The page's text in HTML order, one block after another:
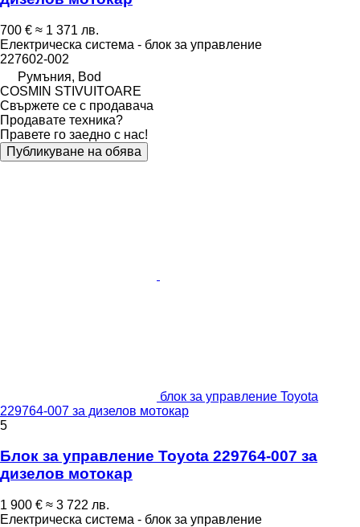
700 € ≈ 1 371 лв.
Електрическа система - блок за управление
227602-002
Румъния, Bod
COSMIN STIVUITOARE
Свържете се с продавача
Продавате техника?
Правете го заедно с нас!
Публикуване на обява
блок за управление Toyota
229764-007 за дизелов мотокар
5
Блок за управление Toyota 229764-007 за
дизелов мотокар
1 900 € ≈ 3 722 лв.
Електрическа система - блок за управление